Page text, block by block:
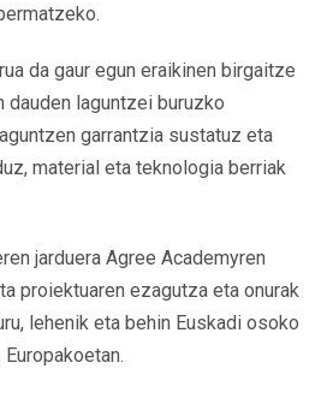
da gaur egun eraikinen birgaitze
dauden laguntzei buruzko
garrantzia sustatuz eta
material eta teknologia berriak
jarduera Agree Academyren
proiektuaren ezagutza eta onurak
lehenik eta behin Euskadi osoko